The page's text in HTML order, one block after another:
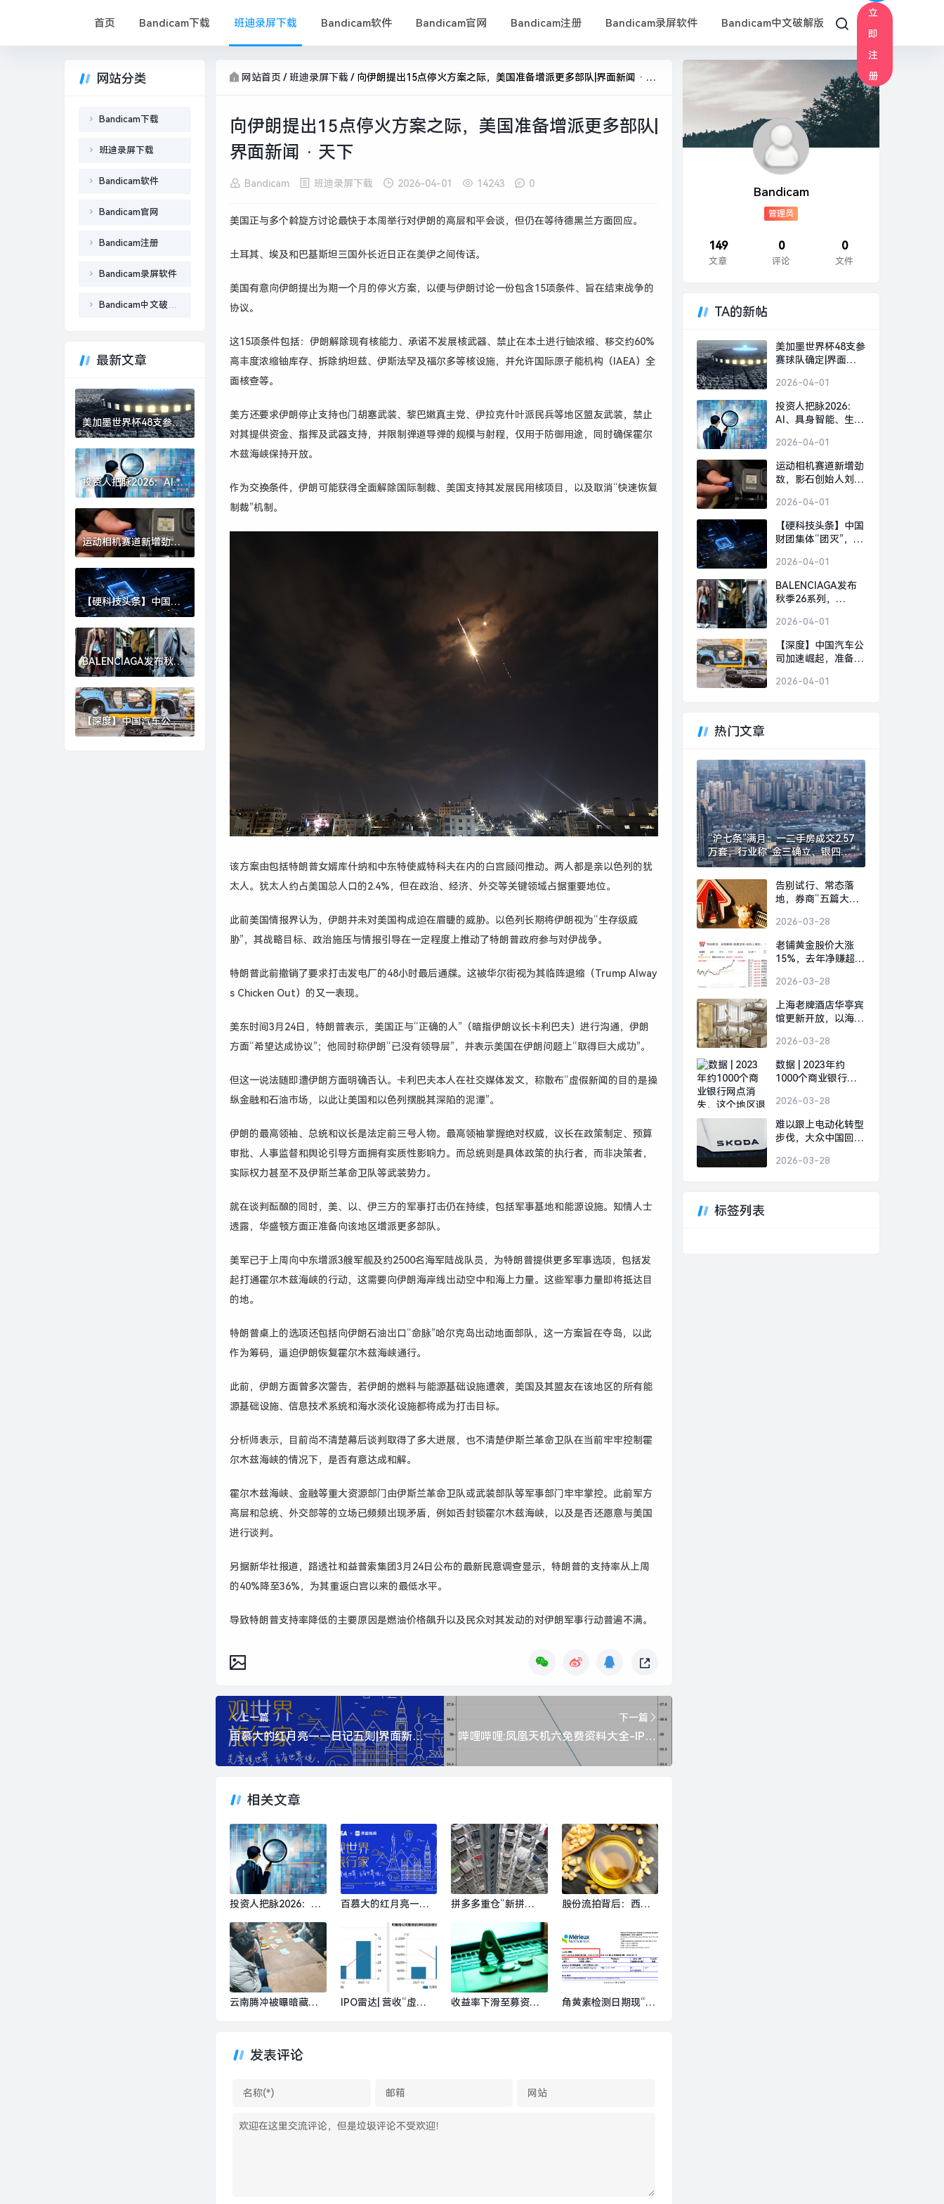
首页 Bandicam下载 班迪录屏下载 Bandicam软件 Bandicam官网 Bandicam注册 Bandicam录屏软件 Bandicam中文破解版
立
即
注
册
网站首页 /班迪录屏下载 / 向伊朗提出15点停火方案之际，美国准备增派更多部队|界面新闻 · 天下
向伊朗提出15点停火方案之际，美国准备增派更多部队|
界面新闻 · 天下
Bandicam 班迪录屏下载 2026-04-01 14243 0
美国正与多个斡旋方讨论最快于本周举行对伊朗的高层和平会谈，但仍在等待德黑兰方面回应。
土耳其、埃及和巴基斯坦三国外长近日正在美伊之间传话。
美国有意向伊朗提出为期一个月的停火方案，以便与伊朗讨论一份包含15项条件、旨在结束战争的
协议。
这15项条件包括：伊朗解除现有核能力、承诺不发展核武器、禁止在本土进行铀浓缩、移交约60%
高丰度浓缩铀库存、拆除纳坦兹、伊斯法罕及福尔多等核设施，并允许国际原子能机构（IAEA）全
面核查等。
美方还要求伊朗停止支持也门胡塞武装、黎巴嫩真主党、伊拉克什叶派民兵等地区盟友武装，禁止
对其提供资金、指挥及武器支持，并限制弹道导弹的规模与射程，仅用于防御用途，同时确保霍尔
木兹海峡保持开放。
作为交换条件，伊朗可能获得全面解除国际制裁、美国支持其发展民用核项目，以及取消“快速恢复
制裁”机制。
该方案由包括特朗普女婿库什纳和中东特使威特科夫在内的白宫顾问推动。两人都是亲以色列的犹
太人。 犹太人约占美国总人口的2.4%，但在政治、经济、外交等关键领域占据重要地位。
此前美国情报界认为，伊朗并未对美国构成迫在眉睫的威胁。以色列长期将伊朗视为“生存级威
胁”，其战略目标、政治施压与情报引导在一定程度上推动了特朗普政府参与对伊战争。
特朗普此前撤销了要求打击发电厂的48小时最后通牒。这被华尔街视为其临阵退缩（Trump Alway
s Chicken Out）的又一表现。
美东时间3月24日，特朗普表示，美国正与“正确的人”（暗指伊朗议长卡利巴夫）进行沟通，伊朗
方面“希望达成协议”；他同时称伊朗“已没有领导层”，并表示美国在伊朗问题上“取得巨大成功”。
但这一说法随即遭伊朗方面明确否认。卡利巴夫本人在社交媒体发文，称散布“虚假新闻的目的是操
纵金融和石油市场，以此让美国和以色列摆脱其深陷的泥潭”。
伊朗的最高领袖、总统和议长是法定前三号人物。最高领袖掌握绝对权威，议长在政策制定、预算
审批、人事监督和舆论引导方面拥有实质性影响力。而总统则是具体政策的执行者，而非决策者，
实际权力甚至不及伊斯兰革命卫队等武装势力。
就在谈判酝酿的同时， 美、以、伊三方的军事打击仍在持续，包括军事基地和能源设施。知情人士
透露，华盛顿方面正准备向该地区增派更多部队。
美军已于上周向中东增派3艘军舰及约2500名海军陆战队员，为特朗普提供更多军事选项，包括发
起打通霍尔木兹海峡的行动，这需要向伊朗海岸线出动空中和海上力量。这些军事力量即将抵达目
的地。
特朗普桌上的选项还包括向伊朗石油出口“命脉”哈尔克岛出动地面部队，这一方案旨在夺岛，以此
作为筹码，逼迫伊朗恢复霍尔木兹海峡通行。
此前，伊朗方面曾多次警告，若伊朗的燃料与能源基础设施遭袭，美国及其盟友在该地区的所有能
源基础设施、信息技术系统和海水淡化设施都将成为打击目标。
分析师表示，目前尚不清楚幕后谈判取得了多大进展，也不清楚伊斯兰革命卫队在当前牢牢控制霍
尔木兹海峡的情况下，是否有意达成和解。
霍尔木兹海峡、金融等重大资源部门由伊斯兰革命卫队或武装部队等军事部门牢牢掌控。此前军方
高层和总统、外交部等的立场已频频出现矛盾，例如否封锁霍尔木兹海峡，以及是否还愿意与美国
进行谈判。
另据新华社报道，路透社和益普索集团3月24日公布的最新民意调查显示，特朗普的支持率从上周
的40%降至36%，为其重返白宫以来的最低水平。
导致特朗普支持率降低的主要原因是燃油价格飙升以及民众对其发动的对伊朗军事行动普遍不满。
上一篇
百慕大的红月亮——日记五则|界面新闻 · 旅行
下一篇
哔哩哔哩:凤凰天机六免费资料大全-IPO雷达| 毛利率下降，海昌智能资金周转承压|界面新闻 · 证券
相关文章
投资人把脉2026：A
I、具身智能、生物制
造，或出现百亿美金
超级独角兽 | 界面预言
家⑥|界面新闻 · 科技
百慕大的红月亮——
日记五则|界面新闻 ·
拼多多重仓“新拼
姆”：首期150亿押注
一个中国版Costco|界
面新闻
股份流拍背后：西王
去何从？谁会接盘？|
界面新闻 · 证券
云南腾冲被曝暗藏赌
IPO雷达| 营收“虚
收益率下滑至募资不
角黄素检测日期现“20
发表评论
网站分类
Bandicam下载
班迪录屏下载
Bandicam软件
Bandicam官网
Bandicam注册
Bandicam录屏软件
Bandicam中文破解版
最新文章
美加墨世界杯48支参赛
球队确定|界面新闻 · 快
讯
投资人把脉2026：AI、
具身智能、生物制造，
或出现百亿美金超级独
角兽 | 界面预言家⑥|界
面新闻 · 科技
运动相机赛道新增劲
敌，影石创始人刘靖康
怒斥对手“断指计划”恶
意挖人|界面新闻 · 科技
【硬科技头条】中国财
团集体“团灭”，英国芯
片 FTDI 跨国并购何以
崩盘？|界面新闻
BALENCIAGA发布秋季
26系列，GOLDEN
GOOSE北京旗舰店启幕
｜是日美好事物|界面新
闻 · 时尚
【深度】中国汽车公司
加速崛起，准备好迎接
Bandicam
管理员
149
文章
0
评论
0
文件
TA的新帖
美加墨世界杯48支参
赛球队确定|界面新
2026-04-01
投资人把脉2026：
AI、具身智能、生物
金超级独角兽 | 界面
预言家⑥|界面新闻 ·
科技
2026-04-01
运动相机赛道新增劲
敌，影石创始人刘靖
划”恶意挖人|界面新
闻 · 科技
2026-04-01
【硬科技头条】中国
财团集体“团灭”，英
购何以崩盘？|界面
新闻
2026-04-01
BALENCIAGA发布
秋季26系列，
京旗舰店启幕｜是日
美好事物|界面新闻 ·
时尚
2026-04-01
【深度】中国汽车公
司加速崛起，准备好
“丰田”了吗？|界面新
2026-04-01
热门文章
“沪七条”满月：一二手房成交2.57
万套，行业称“金三确立、银四可
期”|界面新闻 · 地产
告别试行、常态落
地，券商“五篇大文
优化|界面新闻
2026-03-28
老铺黄金股价大涨
15%，去年净赚超
2026-03-28
上海老牌酒店华亭宾
馆更新开放，以海派
界面新闻 · 旅行
2026-03-28
数据 | 2023年约
1000个商业银行网
出数量最多|界面新
闻
2026-03-28
难以跟上电动化转型
步伐，大众中国回应
场|界面新闻 · 汽车
2026-03-28
标签列表